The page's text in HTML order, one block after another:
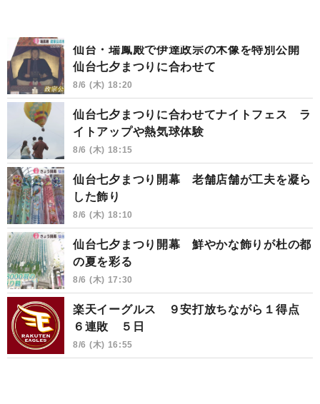
仙台・瑞鳳殿で伊達政宗の木像を特別公開
仙台七夕まつりに合わせて
8/6 (木) 18:20
仙台七夕まつりに合わせてナイトフェス ラ
イトアップや熱気球体験
8/6 (木) 18:15
仙台七夕まつり開幕 老舗店舗が工夫を凝ら
した飾り
8/6 (木) 18:10
仙台七夕まつり開幕 鮮やかな飾りが杜の都
の夏を彩る
8/6 (木) 17:30
楽天イーグルス ９安打放ちながら１得点
６連敗 ５日
8/6 (木) 16:55